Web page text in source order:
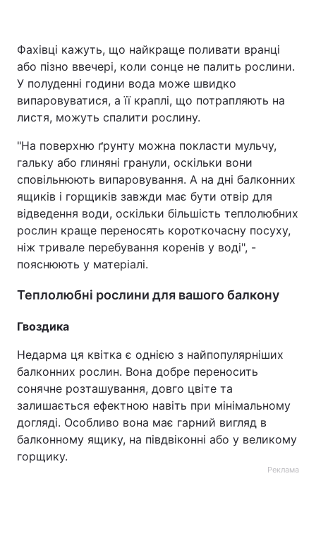
Фахівці кажуть, що найкраще поливати вранці
або пізно ввечері, коли сонце не палить рослини.
У полуденні години вода може швидко
випаровуватися, а її краплі, що потрапляють на
листя, можуть спалити рослину.
"На поверхню ґрунту можна покласти мульчу,
гальку або глиняні гранули, оскільки вони
сповільнюють випаровування. А на дні балконних
ящиків і горщиків завжди має бути отвір для
відведення води, оскільки більшість теплолюбних
рослин краще переносять короткочасну посуху,
ніж тривале перебування коренів у воді", -
пояснюють у матеріалі.
Теплолюбні рослини для вашого балкону
Гвоздика
Недарма ця квітка є однією з найпопулярніших
балконних рослин. Вона добре переносить
сонячне розташування, довго цвіте та
залишається ефектною навіть при мінімальному
догляді. Особливо вона має гарний вигляд в
балконному ящику, на півдвіконні або у великому
горщику.
Реклама